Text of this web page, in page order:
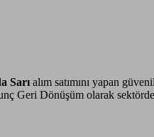
Sarı alım satımını yapan
Geri Dönüşüm olarak